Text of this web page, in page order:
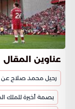
عناوين المقال
رحيل محمد صلاح عن
بصمة أخيرة للملك